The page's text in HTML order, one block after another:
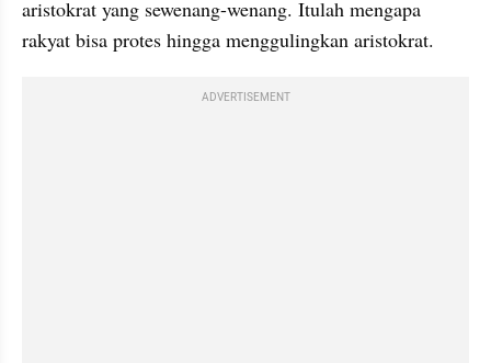
aristokrat yang sewenang-wenang. Itulah mengapa
rakyat bisa protes hingga menggulingkan aristokrat.
ADVERTISEMENT